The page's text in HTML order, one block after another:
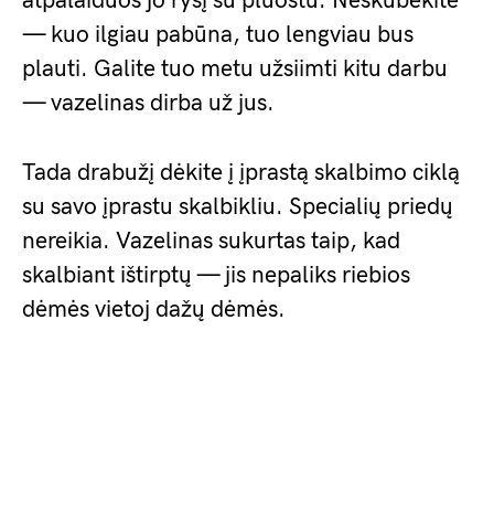
— kuo ilgiau pabūna, tuo lengviau bus
plauti. Galite tuo metu užsiimti kitu darbu
— vazelinas dirba už jus.
Tada drabužį dėkite į įprastą skalbimo ciklą
su savo įprastu skalbikliu. Specialių priedų
nereikia. Vazelinas sukurtas taip, kad
skalbiant ištirptų — jis nepaliks riebios
dėmės vietoj dažų dėmės.